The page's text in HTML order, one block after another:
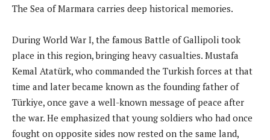
The Sea of Marmara carries deep historical memories.
During World War I, the famous Battle of Gallipoli took
place in this region, bringing heavy casualties. Mustafa
Kemal Atatürk, who commanded the Turkish forces at that
time and later became known as the founding father of
Türkiye, once gave a well-known message of peace after
the war. He emphasized that young soldiers who had once
fought on opposite sides now rested on the same land,